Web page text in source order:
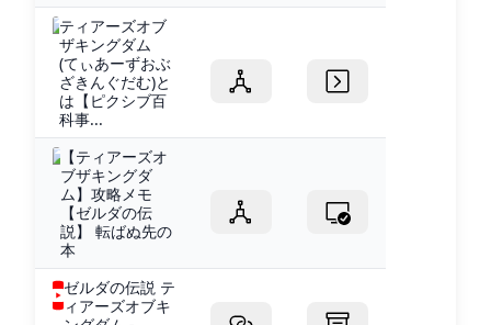
ティアーズオブ
ザキングダム
(てぃあーずおぶ
ざきんぐだむ)と
は【ピクシブ百
科事...
【ティアーズオ
ブザキングダ
ム】攻略メモ
【ゼルダの伝
説】 転ばぬ先の
本
ゼルダの伝説 テ
ィアーズオブキ